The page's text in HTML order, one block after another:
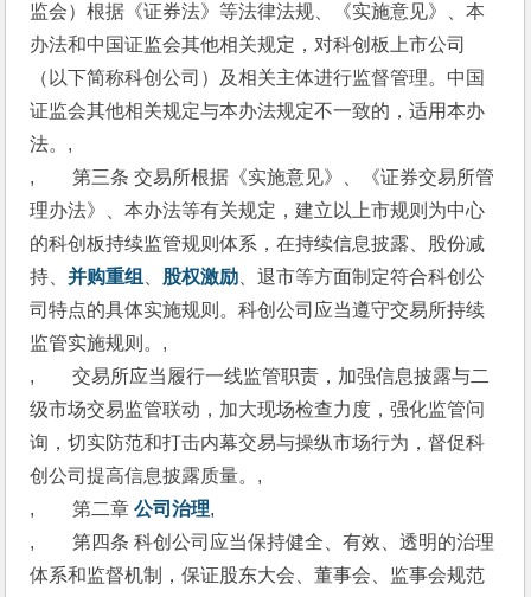
监会）根据《证券法》等法律法规、《实施意见》、本
办法和中国证监会其他相关规定，对科创板上市公司
（以下简称科创公司）及相关主体进行监督管理。中国
证监会其他相关规定与本办法规定不一致的，适用本办
法。,
,　　第三条 交易所根据《实施意见》、《证券交易所管
理办法》、本办法等有关规定，建立以上市规则为中心
的科创板持续监管规则体系，在持续信息披露、股份减
持、并购重组 股权激励 、退市等方面制定符合科创公
司特点的具体实施规则。科创公司应当遵守交易所持续
监管实施规则。,
,　　交易所应当履行一线监管职责，加强信息披露与二
级市场交易监管联动，加大现场检查力度，强化监管问
询，切实防范和打击内幕交易与操纵市场行为，督促科
创公司提高信息披露质量。,
,　　第二章 公司治理,
,　　第四条 科创公司应当保持健全、有效、透明的治理
体系和监督机制，保证股东大会、董事会、监事会规范